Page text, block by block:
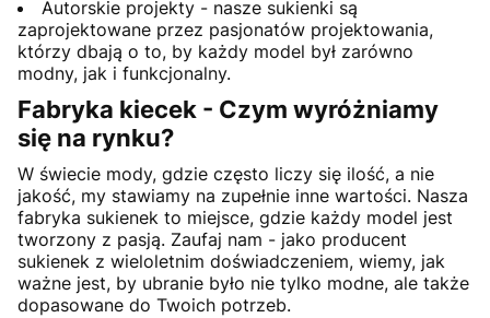
Autorskie projekty - nasze sukienki są
zaprojektowane przez pasjonatów projektowania,
którzy dbają o to, by każdy model był zarówno
modny, jak i funkcjonalny.
Fabryka kiecek - Czym wyróżniamy
się na rynku?
W świecie mody, gdzie często liczy się ilość, a nie
jakość, my stawiamy na zupełnie inne wartości. Nasza
fabryka sukienek to miejsce, gdzie każdy model jest
tworzony z pasją. Zaufaj nam - jako producent
sukienek z wieloletnim doświadczeniem, wiemy, jak
ważne jest, by ubranie było nie tylko modne, ale także
dopasowane do Twoich potrzeb.